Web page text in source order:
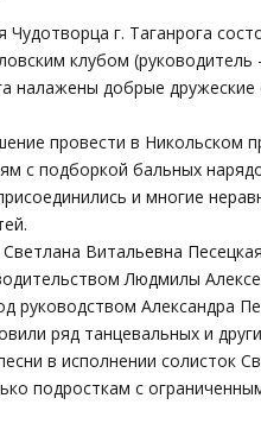
г. Таганрога
клубом (руководитель
налажены добрые
провести в Никольском
с подборкой бальных
и многие
Витальевна
Людмилы
руководством Александра
ряд танцевальных и
в исполнении солисток
подросткам с